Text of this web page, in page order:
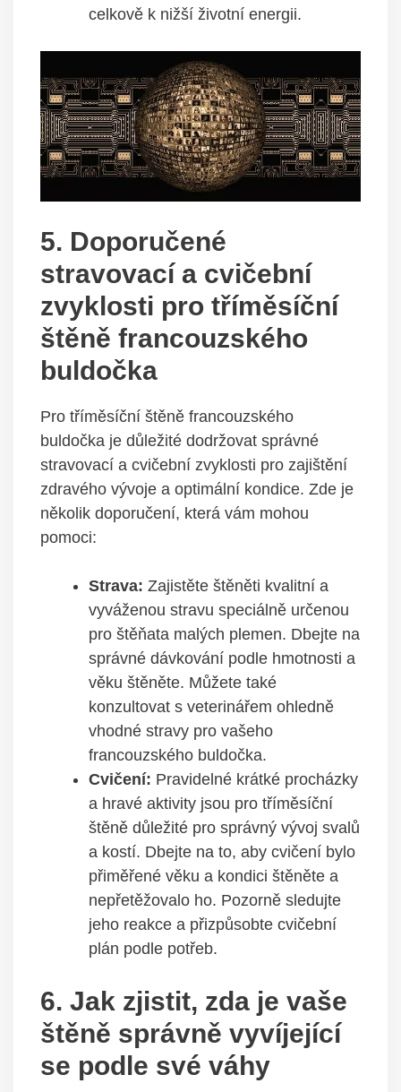
celkově k nižší životní energii.
5. Doporučené
stravovací a cvičební
zvyklosti pro tříměsíční
štěně francouzského
buldočka
Pro tříměsíční štěně francouzského
buldočka je důležité dodržovat správné
stravovací a cvičební zvyklosti pro zajištění
zdravého vývoje a optimální kondice. Zde je
několik doporučení, která vám mohou
pomoci:
Strava: Zajistěte štěněti kvalitní a
vyváženou stravu speciálně určenou
pro štěňata malých plemen. Dbejte na
správné dávkování podle hmotnosti a
věku štěněte. Můžete také
konzultovat s veterinářem ohledně
vhodné stravy pro vašeho
francouzského buldočka.
Cvičení: Pravidelné krátké procházky
a hravé aktivity jsou pro tříměsíční
štěně důležité pro správný vývoj svalů
a kostí. Dbejte na to, aby cvičení bylo
přiměřené věku a kondici štěněte a
nepřetěžovalo ho. Pozorně sledujte
jeho reakce a přizpůsobte cvičební
plán podle potřeb.
6. Jak zjistit, zda je vaše
štěně správně vyvíjející
se podle své váhy